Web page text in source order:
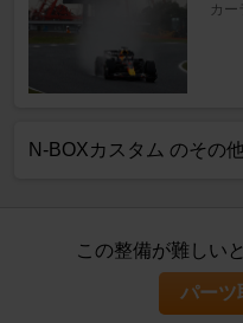
カー
N-BOXカスタム のその
この整備が難しい
パーツ